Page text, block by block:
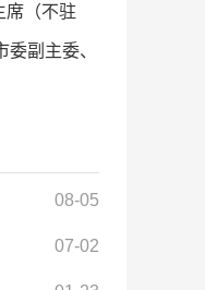
席（不驻
副主委、
08-05
07-02